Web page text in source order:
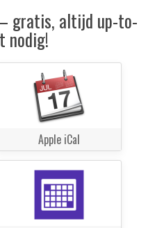
gratis, altijd up-to-
nodig!
Apple iCal